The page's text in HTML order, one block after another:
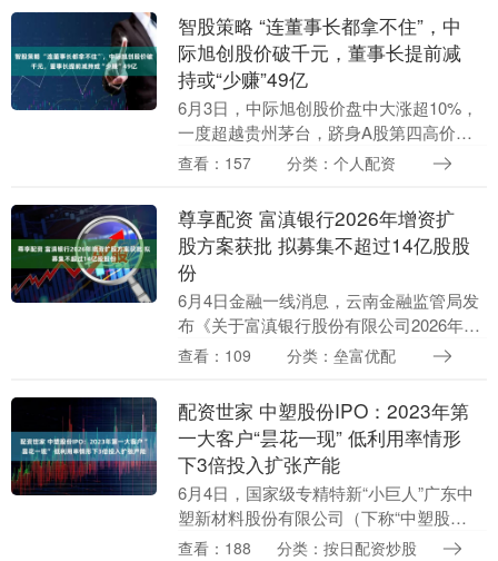
力。 6月15....
智股策略 “连董事长都拿不住”，中
际旭创股价破千元，董事长提前减
持或“少赚”49亿
6月3日，中际旭创股价盘中大涨超10%，
一度超越贵州茅台，跻身A股第四高价
股。截至6月4日收盘，股价报1280元，总
....
查看：157 分类：个人配资
尊享配资 富滇银行2026年增资扩
股方案获批 拟募集不超过14亿股股
份
6月4日金融一线消息，云南金融监管局发
布《关于富滇银行股份有限公司2026年增
资扩股方案的批复》，同意该行本次增资
南金融....
查看：109 分类：垒富优配
配资世家 中塑股份IPO：2023年第
一大客户“昙花一现” 低利用率情形
下3倍投入扩张产能
6月4日，国家级专精特新“小巨人”广东中
塑新材料股份有限公司（下称“中塑股
份”）将迎来创业板IPO上会审议。 该公司
查看：188 分类：按日配资炒股